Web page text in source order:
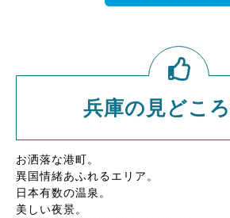
兵庫の見どこ
お洒落な港町。
異国情緒あふれるエリア。
日本有数の温泉。
美しい夜景。